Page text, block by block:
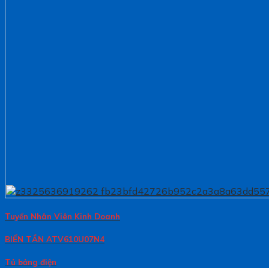
Tuyển Nhân Viên Kinh Doanh
BIẾN TẦN ATV610U07N4
Tủ bảng điện